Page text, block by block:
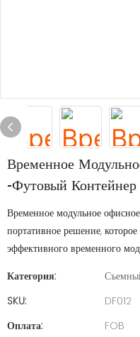
Временное
-футовый Контейнер
Временное модульное
портативное решение,
эффективного временного
Категория:
SKU:
DF012
Оплата:
FOB